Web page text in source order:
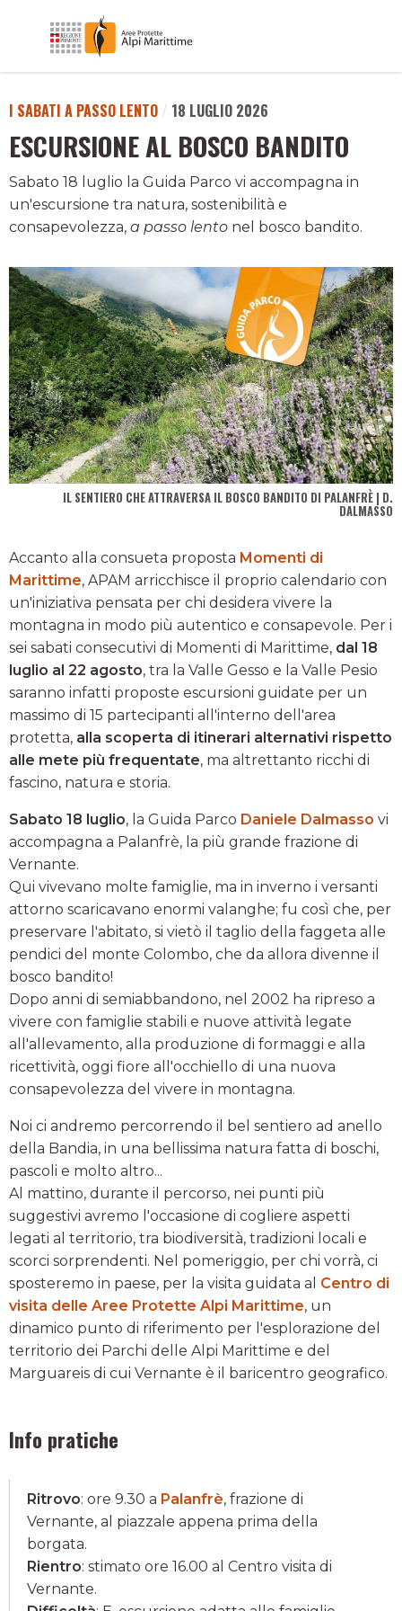
I SABATI A PASSO LENTO / 18 LUGLIO 2026
ESCURSIONE AL BOSCO BANDITO
Sabato 18 luglio la Guida Parco vi accompagna in
un'escursione tra natura, sostenibilità e
consapevolezza, a passo lento nel bosco bandito.
IL SENTIERO CHE ATTRAVERSA IL BOSCO BANDITO DI PALANFRÈ | D.
DALMASSO
Accanto alla consueta proposta Momenti di
Marittime, APAM arricchisce il proprio calendario con
un'iniziativa pensata per chi desidera vivere la
montagna in modo più autentico e consapevole. Per i
sei sabati consecutivi di Momenti di Marittime, dal 18
luglio al 22 agosto, tra la Valle Gesso e la Valle Pesio
saranno infatti proposte escursioni guidate per un
massimo di 15 partecipanti all'interno dell'area
protetta, alla scoperta di itinerari alternativi rispetto
alle mete più frequentate, ma altrettanto ricchi di
fascino, natura e storia.
Sabato 18 luglio, la Guida Parco Daniele Dalmasso vi
accompagna a Palanfrè, la più grande frazione di
Vernante.
Qui vivevano molte famiglie, ma in inverno i versanti
attorno scaricavano enormi valanghe; fu così che, per
preservare l'abitato, si vietò il taglio della faggeta alle
pendici del monte Colombo, che da allora divenne il
bosco bandito!
Dopo anni di semiabbandono, nel 2002 ha ripreso a
vivere con famiglie stabili e nuove attività legate
all'allevamento, alla produzione di formaggi e alla
ricettività, oggi fiore all'occhiello di una nuova
consapevolezza del vivere in montagna.
Noi ci andremo percorrendo il bel sentiero ad anello
della Bandia, in una bellissima natura fatta di boschi,
pascoli e molto altro...
Al mattino, durante il percorso, nei punti più
suggestivi avremo l'occasione di cogliere aspetti
legati al territorio, tra biodiversità, tradizioni locali e
scorci sorprendenti. Nel pomeriggio, per chi vorrà, ci
sposteremo in paese, per la visita guidata al Centro di
visita delle Aree Protette Alpi Marittime, un
dinamico punto di riferimento per l'esplorazione del
territorio dei Parchi delle Alpi Marittime e del
Marguareis di cui Vernante è il baricentro geografico.
Info pratiche
Ritrovo: ore 9.30 a Palanfrè, frazione di
Vernante, al piazzale appena prima della
borgata.
Rientro: stimato ore 16.00 al Centro visita di
Vernante.